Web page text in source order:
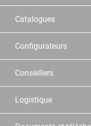
Catalogues
Configurateurs
Conseillers
Logistique